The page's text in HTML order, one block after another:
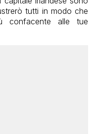
tutti in modo che
confacente alle tue